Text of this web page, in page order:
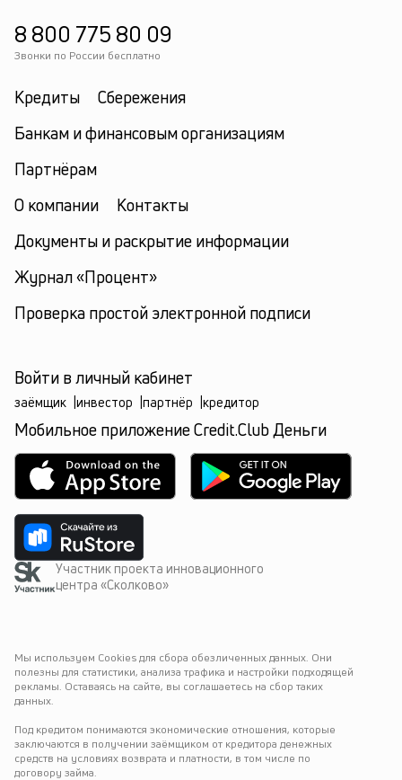
8 800 775 80 09
Звонки по России бесплатно
Кредиты
Сбережения
Банкам и финансовым организациям
Партнёрам
О компании
Контакты
Документы и раскрытие информации
Журнал «Процент»
Проверка простой электронной подписи
Мы используем Cookies для сбора обезличенных данных. Они
полезны для статистики, анализа трафика и настройки подходящей
рекламы. Оставаясь на сайте, вы соглашаетесь на сбор таких
данных.
Под кредитом понимаются экономические отношения, которые
заключаются в получении заёмщиком от кредитора денежных
средств на условиях возврата и платности, в том числе по
договору займа.
Войти в личный кабинет
заёмщик инвестор партнёр кредитор
Мобильное приложение Credit.Club Деньги
Участник проекта инновационного
центра «Сколково»